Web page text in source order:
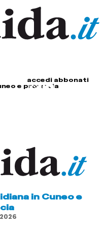
accedi abbonati
e provincia
in Cuneo e